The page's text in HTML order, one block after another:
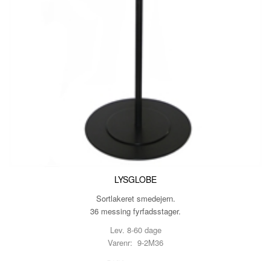
LYSGLOBE
Sortlakeret smedejern.
36 messing fyrfadsstager.
Lev. 8-60 dage
Varenr: 9-2M36